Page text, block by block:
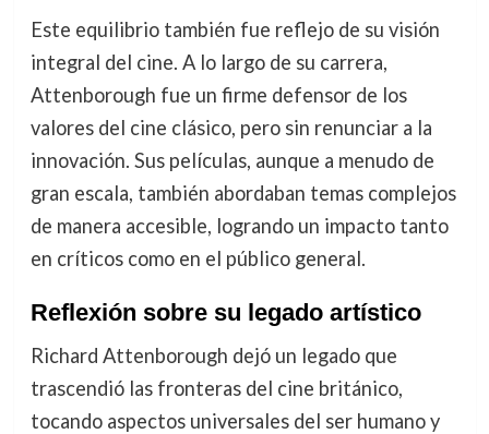
Este equilibrio también fue reflejo de su visión
integral del cine. A lo largo de su carrera,
Attenborough fue un firme defensor de los
valores del cine clásico, pero sin renunciar a la
innovación. Sus películas, aunque a menudo de
gran escala, también abordaban temas complejos
de manera accesible, logrando un impacto tanto
en críticos como en el público general.
Reflexión sobre su legado artístico
Richard Attenborough dejó un legado que
trascendió las fronteras del cine británico,
tocando aspectos universales del ser humano y